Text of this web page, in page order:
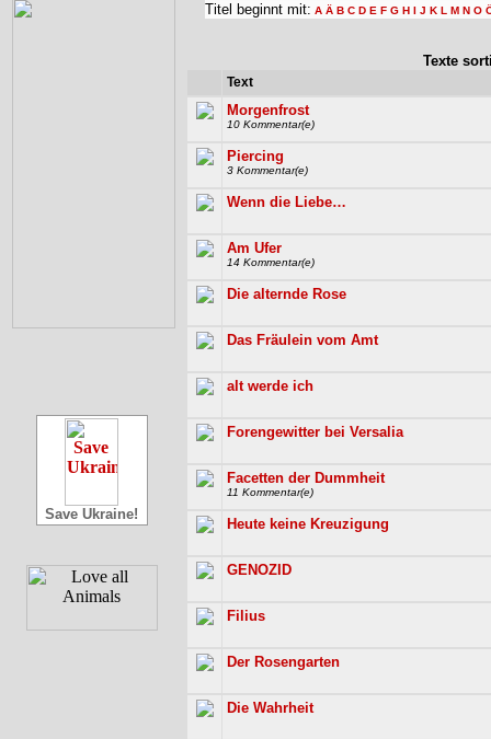
Save Ukraine!
Titel beginnt mit: A Ä B C D E F G H I J K L M N O
Texte
Text
Morgenfrost
10 Kommentar(e)
Piercing
3 Kommentar(e)
Wenn die Liebe…
Am Ufer
14 Kommentar(e)
Die alternde Rose
Das Fräulein vom Amt
alt werde ich
Forengewitter bei Versalia
Facetten der Dummheit
11 Kommentar(e)
Heute keine Kreuzigung
GENOZID
Filius
Der Rosengarten
Die Wahrheit